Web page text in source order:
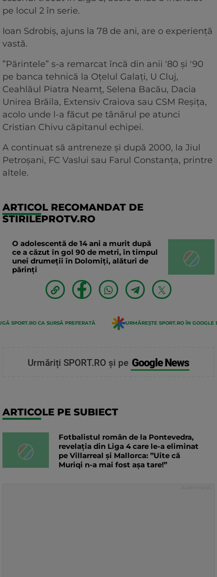
pe locul 2 în serie.
Ioan Sdrobiș, ajuns la 78 de ani, are o experiență
vastă.
”Părintele” s-a remarcat încă din anii '80 și '90
pe banca tehnică la Oțelul Galați, U Cluj,
Ceahlăul Piatra Neamț, Selena Bacău, Dacia
Unirea Brăila, Extensiv Craiova sau CSM Reșița,
acolo unde l-a făcut pe tânărul pe atunci
Cristian Chivu căpitanul echipei.
A continuat să antreneze și după 2000, la Jiul
Petroșani, FC Vaslui sau Farul Constanța, printre
altele.
ARTICOL RECOMANDAT DE
STIRILEPROTV.RO
O adolescentă de 14 ani a murit după
ce a căzut în gol 90 de metri, în timpul
unei drumeții în Dolomiți, alături de
părinți
SPORT.RO CA SURSĂ PREFERATĂ URMĂREȘTE SPORT.RO ÎN GOOGLE
Urmăriți SPORT.RO și pe Google News
ARTICOLE PE SUBIECT
Fotbalistul român de la Pontevedra,
revelația din Liga 4 care le-a eliminat
pe Villarreal și Mallorca: ”Uite că
Muriqi n-a mai fost așa tare!”